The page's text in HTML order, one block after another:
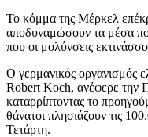
Το κόμμα της Μέρκελ
αποδυναμώσουν τα μέσα
που οι μολύνσεις
Ο γερμανικός οργανισμός
Robert Koch, ανέφερε την
καταρρίπτοντας το
θάνατοι πλησιάζουν τις
Τετάρτη.